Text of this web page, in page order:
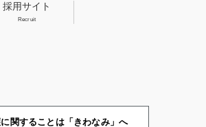
採用サイト
Recruit
関することは「きわなみ」へ